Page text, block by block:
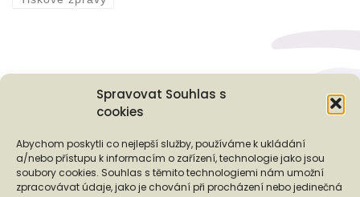
Spravovat Souhlas s
cookies
Abychom poskytli co nejlepší služby, používáme k ukládání
a/nebo přístupu k informacím o zařízení, technologie jako jsou
soubory cookies. Souhlas s těmito technologiemi nám umožní
zpracovávat údaje, jako je chování při procházení nebo jedinečná
Podporují nás...